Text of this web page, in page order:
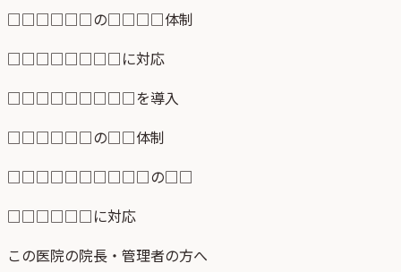
□□□□□□の□□□□体制
□□□□□□□□に対応
□□□□□□□□□を導入
□□□□□□の□□体制
□□□□□□□□□□の□□
□□□□□□に対応
この医院の院長・管理者の方へ